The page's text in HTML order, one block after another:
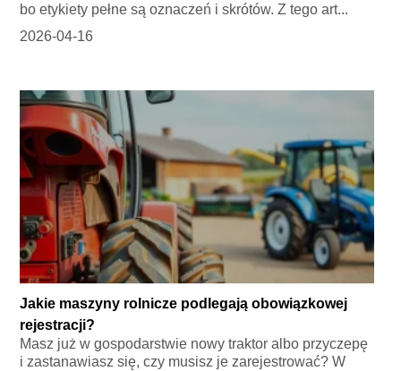
bo etykiety pełne są oznaczeń i skrótów. Z tego art...
2026-04-16
Jakie maszyny rolnicze podlegają obowiązkowej
rejestracji?
Masz już w gospodarstwie nowy traktor albo przyczepę
i zastanawiasz się, czy musisz je zarejestrować? W